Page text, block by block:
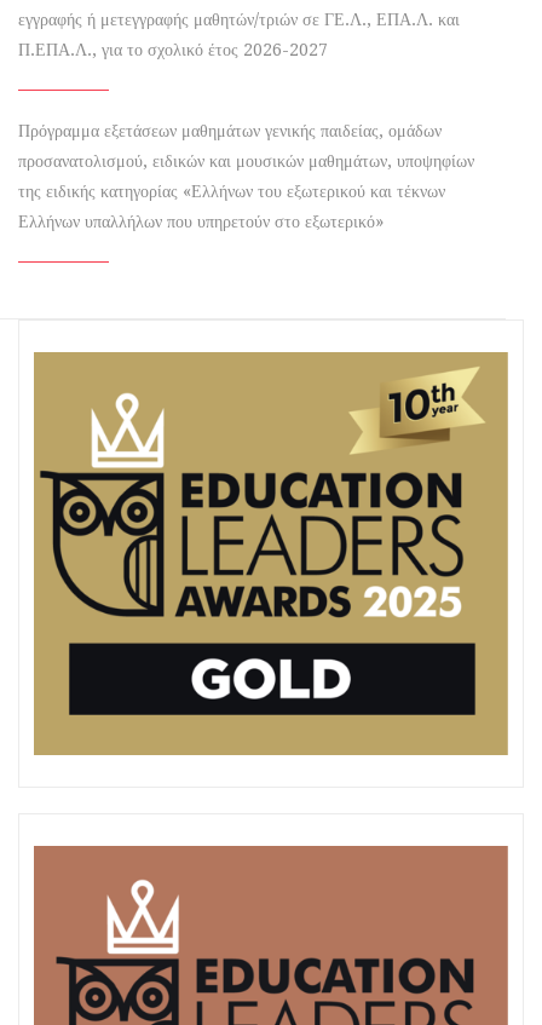
εγγραφής ή μετεγγραφής μαθητών/τριών σε ΓΕ.Λ., ΕΠΑ.Λ. και
Π.ΕΠΑ.Λ., για το σχολικό έτος 2026-2027
Πρόγραμμα εξετάσεων μαθημάτων γενικής παιδείας, ομάδων
προσανατολισμού, ειδικών και μουσικών μαθημάτων, υποψηφίων
της ειδικής κατηγορίας «Ελλήνων του εξωτερικού και τέκνων
Ελλήνων υπαλλήλων που υπηρετούν στο εξωτερικό»